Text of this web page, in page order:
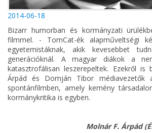
2014-06-18
Bizarr humorban és kormányzati
filmmel. - TomCat-ék alapműveltségi
egyetemistáknak, akik kevesebbet
generációknál. A magyar diákok a
katasztrofálisan leszerepeltek. Ezekről is
Árpád és Domján Tibor médiavezetők
spontánfilmben, amely kemény
kormánykritika is egyben.
Molnár F. Árpád